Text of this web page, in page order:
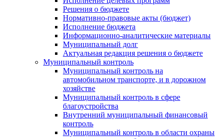
Решения о бюджете
Нормативно-правовые акты (бюджет)
Исполнение бюджета
Информационно-аналитические материалы
Муниципальный долг
Актуальная редакция решения о бюджете
Муниципальный контроль
Муниципальный контроль на
автомобильном транспорте, и в дорожном
хозяйстве
Муниципальный контроль в сфере
благоустройства
Внутренний муниципальный финансовый
контроль
Муниципальный контроль в области охраны